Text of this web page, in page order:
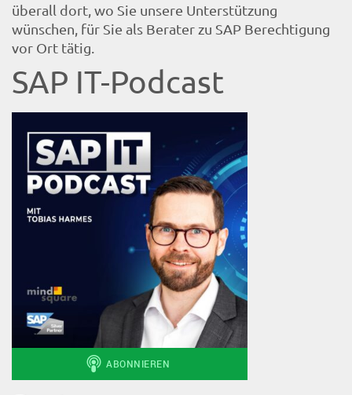
überall dort, wo Sie unsere Unterstützung
wünschen, für Sie als Berater zu SAP Berechtigung
vor Ort tätig.
SAP IT-Podcast